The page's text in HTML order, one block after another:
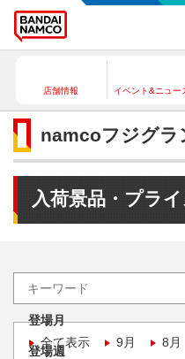
店舗情報 イベント&ニュー
namcoフジグラ
入荷景品・プラ
登場月
全て表示
9月 8月
登場週